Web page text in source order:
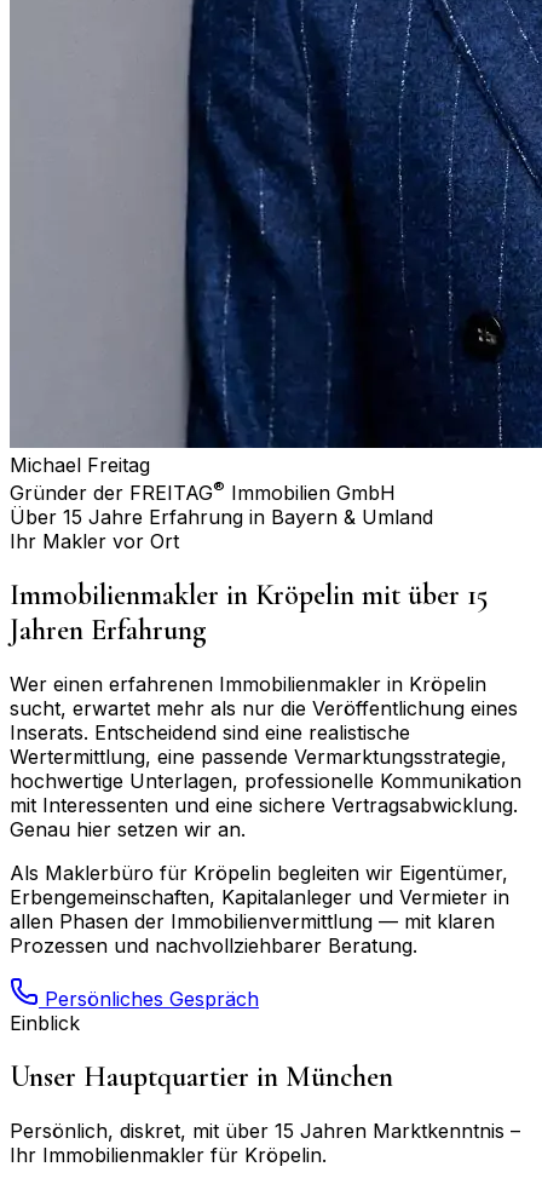
Michael Freitag
Gründer der FREITAG® Immobilien GmbH
Über 15 Jahre Erfahrung in Bayern & Umland
Ihr Makler vor Ort
Immobilienmakler in Kröpelin mit über 15
Jahren Erfahrung
Wer einen erfahrenen Immobilienmakler in Kröpelin
sucht, erwartet mehr als nur die Veröffentlichung eines
Inserats. Entscheidend sind eine realistische
Wertermittlung, eine passende Vermarktungsstrategie,
hochwertige Unterlagen, professionelle Kommunikation
mit Interessenten und eine sichere Vertragsabwicklung.
Genau hier setzen wir an.
Als Maklerbüro für Kröpelin begleiten wir Eigentümer,
Erbengemeinschaften, Kapitalanleger und Vermieter in
allen Phasen der Immobilienvermittlung — mit klaren
Prozessen und nachvollziehbarer Beratung.
Persönliches Gespräch
Einblick
Unser Hauptquartier in München
Persönlich, diskret, mit über 15 Jahren Marktkenntnis –
Ihr Immobilienmakler für Kröpelin.